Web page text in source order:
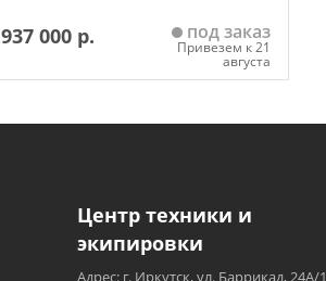
937 000 р. под заказ
Привезем к 21
августа
Центр техники и
экипировки
Адрес: г. Иркутск, ул. Баррикад, 24А/1